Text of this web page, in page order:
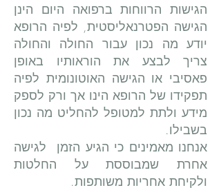
הגישות הרווחות ברפואה היום הינן
הגישה הפטרנאליסטית, לפיה הרופא
יודע מה נכון עבור החולה והחולה
צריך לבצע את הוראותיו באופן
פאסיבי או הגישה האוטונומית לפיה
תפקידו של הרופא הינו אך ורק לספק
מידע ולתת למטופל להחליט מה נכון
בשבילו.
אנחנו מאמינים כי הגיע הזמן לגישה
אחרת שמבוססת על החלטות
ולקיחת אחריות משותפות.